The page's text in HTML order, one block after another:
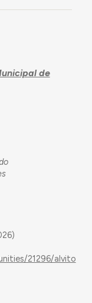
de
21296/alvito